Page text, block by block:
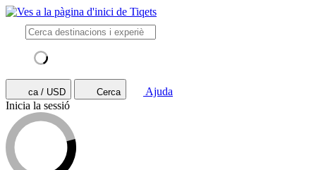
ca / USD Cerca
Ajuda
Inicia la sessió